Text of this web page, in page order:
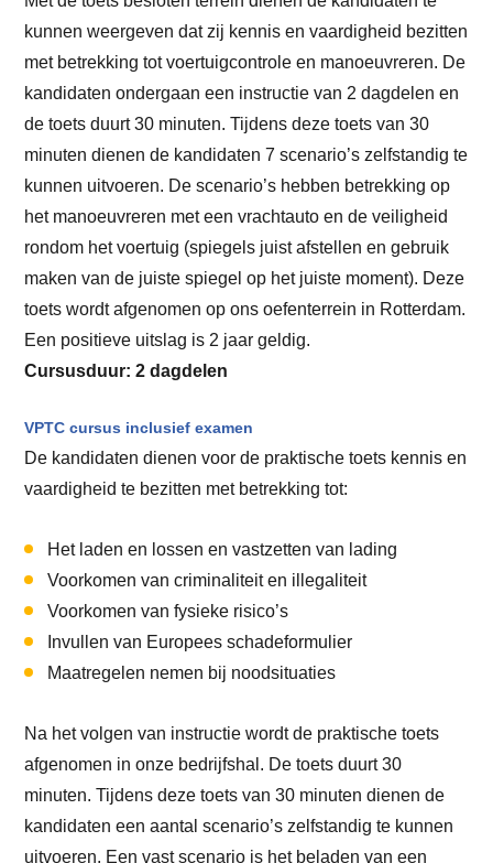
kunnen weergeven dat zij kennis en vaardigheid bezitten
met betrekking tot voertuigcontrole en manoeuvreren. De
kandidaten ondergaan een instructie van 2 dagdelen en
de toets duurt 30 minuten. Tijdens deze toets van 30
minuten dienen de kandidaten 7 scenario’s zelfstandig te
kunnen uitvoeren. De scenario’s hebben betrekking op
het manoeuvreren met een vrachtauto en de veiligheid
rondom het voertuig (spiegels juist afstellen en gebruik
maken van de juiste spiegel op het juiste moment). Deze
toets wordt afgenomen op ons oefenterrein in Rotterdam.
Een positieve uitslag is 2 jaar geldig.
Cursusduur: 2 dagdelen
VPTC cursus inclusief examen
De kandidaten dienen voor de praktische toets kennis en
vaardigheid te bezitten met betrekking tot:
Het laden en lossen en vastzetten van lading
Voorkomen van criminaliteit en illegaliteit
Voorkomen van fysieke risico’s
Invullen van Europees schadeformulier
Maatregelen nemen bij noodsituaties
Na het volgen van instructie wordt de praktische toets
afgenomen in onze bedrijfshal. De toets duurt 30
minuten. Tijdens deze toets van 30 minuten dienen de
kandidaten een aantal scenario’s zelfstandig te kunnen
uitvoeren. Een vast scenario is het beladen van een